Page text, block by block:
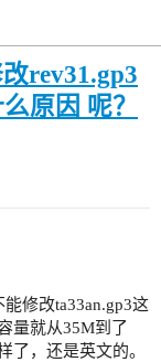
rev31.gp3
原因 呢？
修改ta33an.gp3这
量就从35M到了
了，还是英文的。